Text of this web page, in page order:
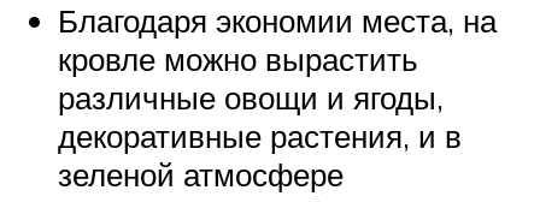
Благодаря экономии места, на
кровле можно вырастить
различные овощи и ягоды,
декоративные растения, и в
зеленой атмосфере